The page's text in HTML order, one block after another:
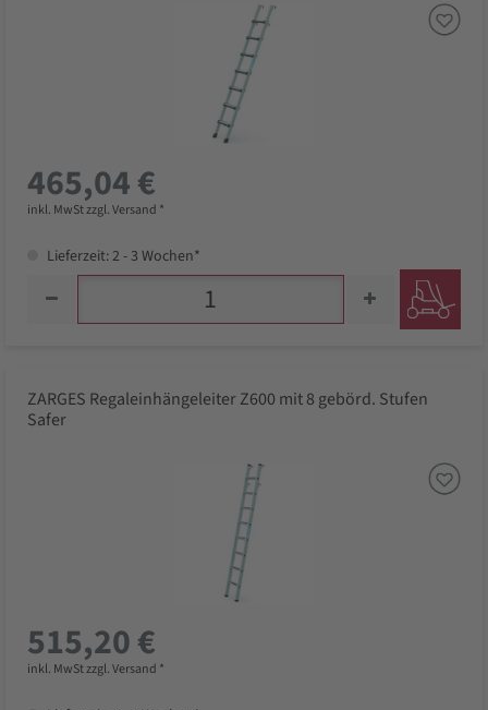
465,04 €
inkl. MwSt zzgl. Versand *
Lieferzeit: 2 - 3 Wochen*
ZARGES Regaleinhängeleiter Z600 mit 8 gebörd. Stufen
Safer
515,20 €
inkl. MwSt zzgl. Versand *